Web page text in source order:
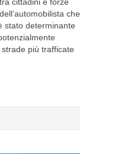
che
stato determinante
più trafficate